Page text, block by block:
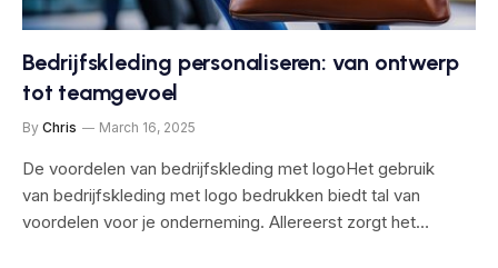
Bedrijfskleding personaliseren: van ontwerp
tot teamgevoel
By Chris March 16, 2025
De voordelen van bedrijfskleding met logoHet gebruik
van bedrijfskleding met logo bedrukken biedt tal van
voordelen voor je onderneming. Allereerst zorgt het…